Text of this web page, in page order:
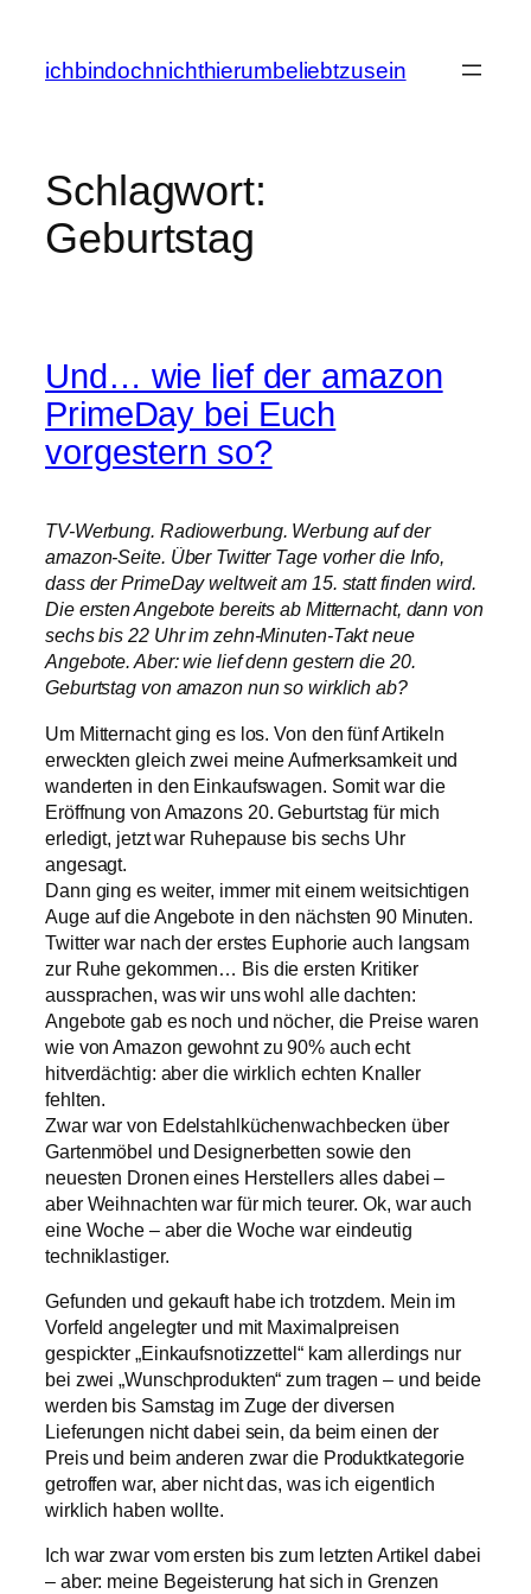
springen
ichbindochnichthierumbeliebtzusein
Schlagwort:
Geburtstag
Und… wie lief der amazon
PrimeDay bei Euch
vorgestern so?
TV-Werbung. Radiowerbung. Werbung auf der
amazon-Seite. Über Twitter Tage vorher die Info,
dass der PrimeDay weltweit am 15. statt finden wird.
Die ersten Angebote bereits ab Mitternacht, dann von
sechs bis 22 Uhr im zehn-Minuten-Takt neue
Angebote. Aber: wie lief denn gestern die 20.
Geburtstag von amazon nun so wirklich ab?
Um Mitternacht ging es los. Von den fünf Artikeln
erweckten gleich zwei meine Aufmerksamkeit und
wanderten in den Einkaufswagen. Somit war die
Eröffnung von Amazons 20. Geburtstag für mich
erledigt, jetzt war Ruhepause bis sechs Uhr
angesagt.
Dann ging es weiter, immer mit einem weitsichtigen
Auge auf die Angebote in den nächsten 90 Minuten.
Twitter war nach der erstes Euphorie auch langsam
zur Ruhe gekommen… Bis die ersten Kritiker
aussprachen, was wir uns wohl alle dachten:
Angebote gab es noch und nöcher, die Preise waren
wie von Amazon gewohnt zu 90% auch echt
hitverdächtig: aber die wirklich echten Knaller
fehlten.
Zwar war von Edelstahlküchenwachbecken über
Gartenmöbel und Designerbetten sowie den
neuesten Dronen eines Herstellers alles dabei –
aber Weihnachten war für mich teurer. Ok, war auch
eine Woche – aber die Woche war eindeutig
techniklastiger.
Gefunden und gekauft habe ich trotzdem. Mein im
Vorfeld angelegter und mit Maximalpreisen
gespickter „Einkaufsnotizzettel“ kam allerdings nur
bei zwei „Wunschprodukten“ zum tragen – und beide
werden bis Samstag im Zuge der diversen
Lieferungen nicht dabei sein, da beim einen der
Preis und beim anderen zwar die Produktkategorie
getroffen war, aber nicht das, was ich eigentlich
wirklich haben wollte.
Ich war zwar vom ersten bis zum letzten Artikel dabei
– aber: meine Begeisterung hat sich in Grenzen